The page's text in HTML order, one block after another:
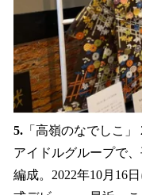
5. 「高嶺のなでしこ
アイドルグループで
編成。2022年10月16